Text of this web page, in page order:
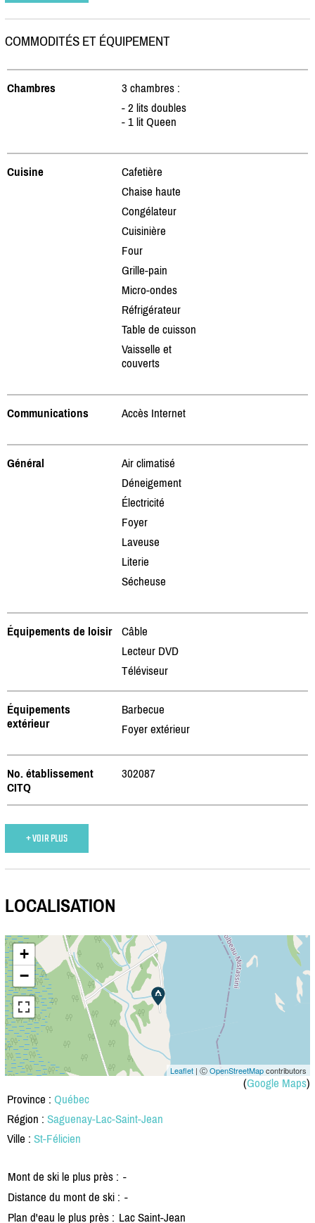
COMMODITÉS ET ÉQUIPEMENT
Chambres
3 chambres :
- 2 lits doubles
- 1 lit Queen
Cuisine
Cafetière
Chaise haute
Congélateur
Cuisinière
Four
Grille-pain
Micro-ondes
Réfrigérateur
Table de cuisson
Vaisselle et
couverts
Communications Accès Internet
Général
Air climatisé
Déneigement
Électricité
Foyer
Laveuse
Literie
Sécheuse
Équipements de loisir
Câble
Lecteur DVD
Téléviseur
Équipements
extérieur
Barbecue
Foyer extérieur
No. établissement
CITQ
302087
+ VOIR PLUS
LOCALISATION
+
−
Leaflet | ⒸOpenStreetMapcontributors
(Google Maps)
Province : Québec
Région : Saguenay-Lac-Saint-Jean
Ville : St-Félicien
Mont de ski le plus près : -
Distance du mont de ski : -
Plan d'eau le plus près : Lac Saint-Jean